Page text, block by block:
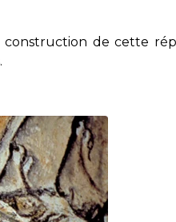
de cette